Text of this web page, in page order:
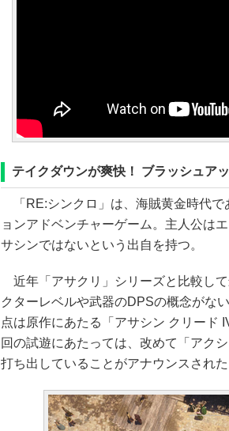
テイクダウンが爽快！ ブラッシュア
「RE:シンクロ」は、海賊黄金時代で
ョンアドベンチャーゲーム。主人公は
サシンではないという出自を持つ。
近年「アサクリ」シリーズと比較し
クターレベルや武器のDPSの概念がな
点は原作にあたる「アサシン クリード
回の試遊にあたっては、改めて「アク
打ち出していることがアナウンスされた